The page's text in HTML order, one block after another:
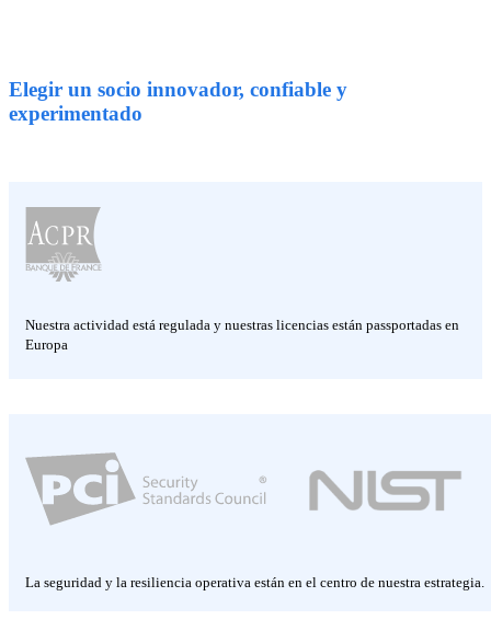
Elegir un socio innovador, confiable y
experimentado
Nuestra actividad está regulada y nuestras licencias están passportadas en
Europa
La seguridad y la resiliencia operativa están en el centro de nuestra estrategia.